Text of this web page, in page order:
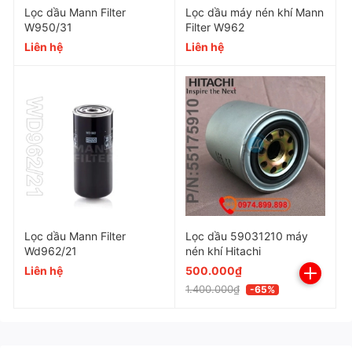
Lưu lượng
Kích thước
Độ chính xác
Cấp độ lọc
Độ chênh áp
Chất liệu
Lọc dầu Mann Filter
W950/31
Liên hệ
Lọc dầu máy nén khí Mann
Filter W962
Liên hệ
Lọc dầu Mann Filter
Wd962/21
Liên hệ
Lọc dầu 59031210 máy
nén khí Hitachi
500.000₫
1.400.000₫ -65%